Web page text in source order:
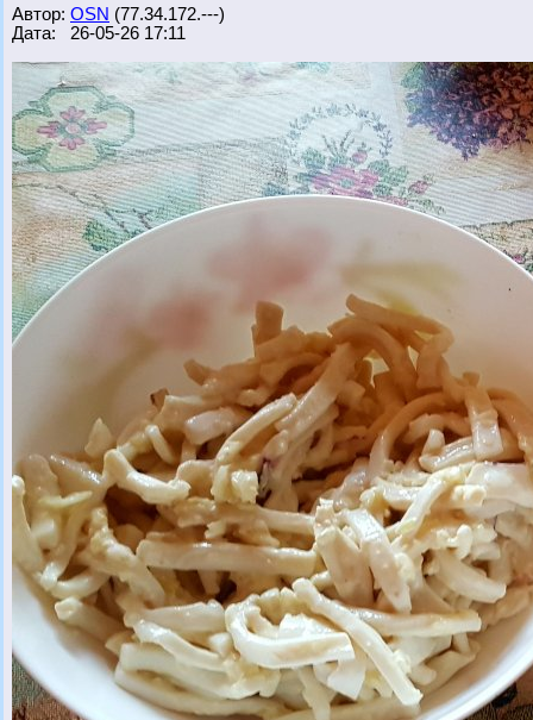
Автор: OSN (77.34.172.---)
Дата: 26-05-26 17:11